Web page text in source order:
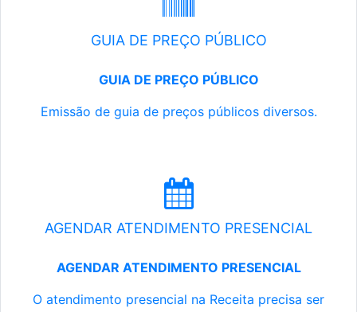
GUIA DE PREÇO PÚBLICO
GUIA DE PREÇO PÚBLICO
Emissão de guia de preços públicos diversos.
AGENDAR ATENDIMENTO PRESENCIAL
AGENDAR ATENDIMENTO PRESENCIAL
O atendimento presencial na Receita precisa ser